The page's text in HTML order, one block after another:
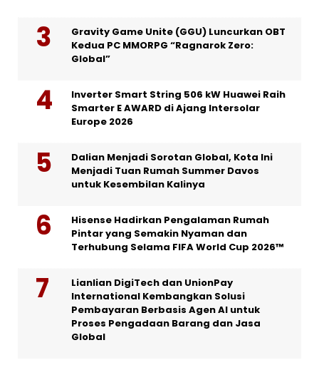
Gravity Game Unite (GGU) Luncurkan OBT
Kedua PC MMORPG “Ragnarok Zero:
Global”
Inverter Smart String 506 kW Huawei Raih
Smarter E AWARD di Ajang Intersolar
Europe 2026
Dalian Menjadi Sorotan Global, Kota Ini
Menjadi Tuan Rumah Summer Davos
untuk Kesembilan Kalinya
Hisense Hadirkan Pengalaman Rumah
Pintar yang Semakin Nyaman dan
Terhubung Selama FIFA World Cup 2026™
Lianlian DigiTech dan UnionPay
International Kembangkan Solusi
Pembayaran Berbasis Agen AI untuk
Proses Pengadaan Barang dan Jasa
Global